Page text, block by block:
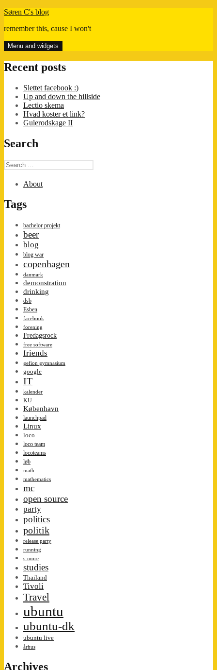
Skip
content
Søren C's blog
remember this, cause I won't
Menu and widgets
Recent posts
Slettet facebook :)
Up and down the hillside
Lectio skema
Hvad koster et link?
Gulerodskage II
Search
Search
for:
About
Tags
bachelor projekt
beer
blog
blog war
copenhagen
danmark
demonstration
drinking
dsb
Esben
facebook
forening
Fredagsrock
free software
friends
gefion gymnasium
google
IT
kalender
KU
København
launchpad
Linux
loco
loco team
locoteams
løb
math
mathematics
mc
open source
party
politics
politik
release party
running
s-more
studies
Thailand
Tivoli
Travel
ubuntu
ubuntu-dk
ubuntu live
århus
Archives